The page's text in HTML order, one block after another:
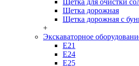
Щетка для очистки
Щетка дорожная
Щетка дорожная с
+
Экскаваторное
Е21
Е24
Е25